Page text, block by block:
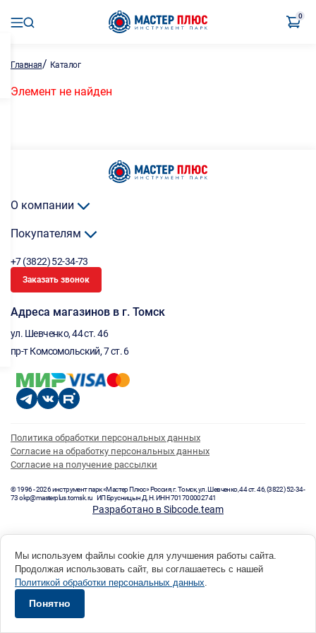
0
Главная/ Каталог
Элемент не найден
О компании
Покупателям
+7 (3822) 52-34-73
Заказать звонок
Адреса магазинов в г. Томск
ул. Шевченко, 44 ст. 46
пр-т Комсомольский, 7 ст. 6
Политика обработки персональных данных
Согласие на обработку персональных данных
Согласие на получение рассылки
© 1996 - 2026 инструмент парк «Мастер Плюс» Россия, г. Томск, ул. Шевченко, 44 ст. 46, (3822) 52-34-
73 okp@masterplus.tomsk.ru ИП Брусницын Д.Н. ИНН 701700002741
Разработано в Sibcode.team
Мы используем файлы cookie для улучшения работы сайта.
Продолжая использовать сайт, вы соглашаетесь с нашей
Политикой обработки персональных данных.
Понятно